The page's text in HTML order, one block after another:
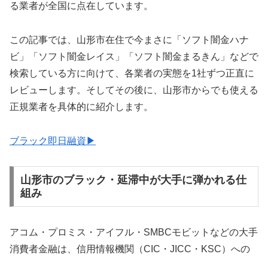
る業者が全国に点在しています。
この記事では、山形市在住で今まさに「ソフト闇金ハナ
ビ」「ソフト闇金レイス」「ソフト闇金まるきん」などで
検索している方に向けて、各業者の実態を1社ずつ正直に
レビューします。そしてその後に、山形市からでも使える
正規業者を具体的に紹介します。
ブラック即日融資▶
山形市のブラック・延滞中が大手に弾かれる仕
組み
アコム・プロミス・アイフル・SMBCモビットなどの大手
消費者金融は、信用情報機関（CIC・JICC・KSC）への